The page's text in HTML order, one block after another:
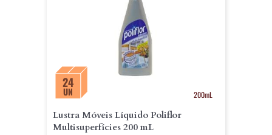
24
UN 200mL
Lustra Móveis Líquido Poliflor
Multisuperfícies 200 mL